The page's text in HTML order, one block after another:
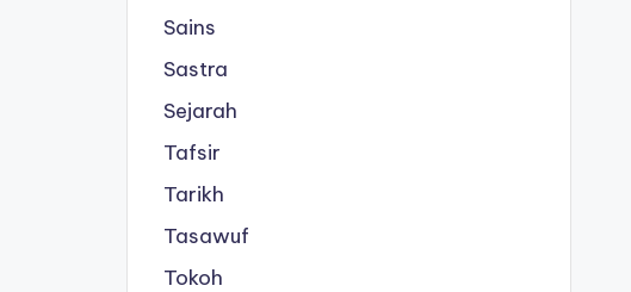
Sains
Sastra
Sejarah
Tafsir
Tarikh
Tasawuf
Tokoh